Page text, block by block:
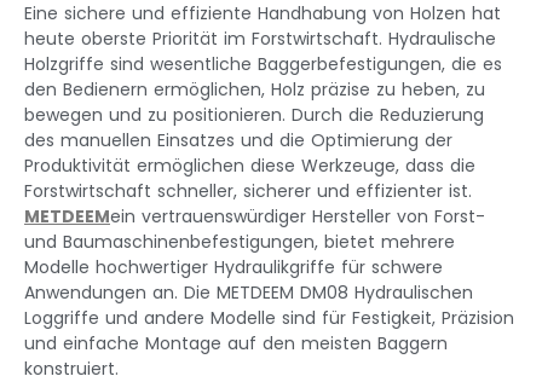
Eine sichere und effiziente Handhabung von Holzen hat
heute oberste Priorität im Forstwirtschaft. Hydraulische
Holzgriffe sind wesentliche Baggerbefestigungen, die es
den Bedienern ermöglichen, Holz präzise zu heben, zu
bewegen und zu positionieren. Durch die Reduzierung
des manuellen Einsatzes und die Optimierung der
Produktivität ermöglichen diese Werkzeuge, dass die
Forstwirtschaft schneller, sicherer und effizienter ist.
METDEEMein vertrauenswürdiger Hersteller von Forst-
und Baumaschinenbefestigungen, bietet mehrere
Modelle hochwertiger Hydraulikgriffe für schwere
Anwendungen an. Die METDEEM DM08 Hydraulischen
Loggriffe und andere Modelle sind für Festigkeit, Präzision
und einfache Montage auf den meisten Baggern
konstruiert.